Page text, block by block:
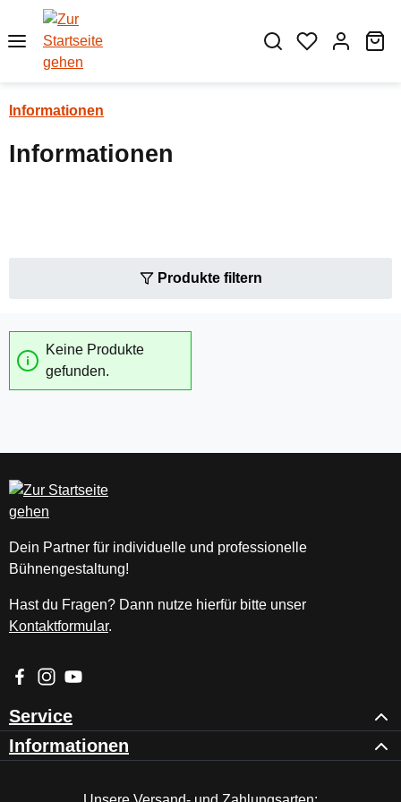
Zum Hauptinhalt springen
Informationen
Informationen
Produkte filtern
Keine Produkte
gefunden.
Dein Partner für individuelle und professionelle
Bühnengestaltung!
Hast du Fragen? Dann nutze hierfür bitte unser
Kontaktformular.
Besuche uns auf Facebook – öffnet in neuem Tab (externer
Schau auf Instagram vorbei – öffnet in neuem Tab
Sieh dir unsere Videos auf YouTube an – öffnet in
Service
Informationen